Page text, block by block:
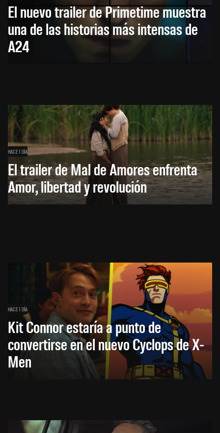
El nuevo trailer de Primetime muestra
una de las historias más intensas de
A24
HACE 1 DÍA
El trailer de Mal de Amores enfrenta
Amor, libertad y revolución
HACE 1 DÍA
Kit Connor estaría a punto de
convertirse en el nuevo Cyclops de X-
Men